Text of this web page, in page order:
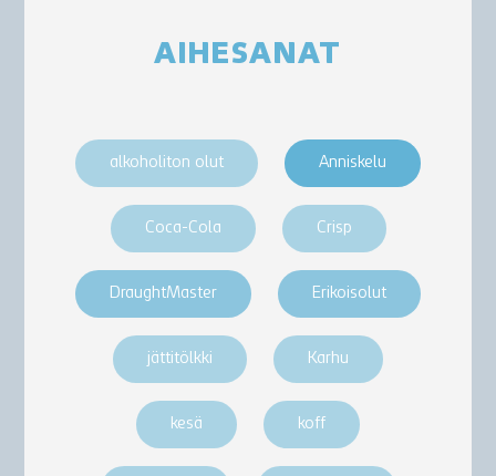
AIHESANAT
alkoholiton olut Anniskelu
Coca-Cola Crisp
DraughtMaster Erikoisolut
jättitölkki Karhu
kesä koff